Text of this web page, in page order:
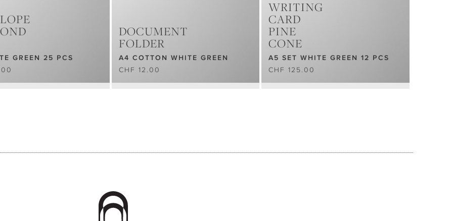
GREEN 25 PCS
DOCUMENT
FOLDER
A4 COTTON WHITE GREEN
CHF 12.00
WRITING
CARD
PINE
CONE
A5 SET WHITE GREEN 12 PCS
CHF 125.00